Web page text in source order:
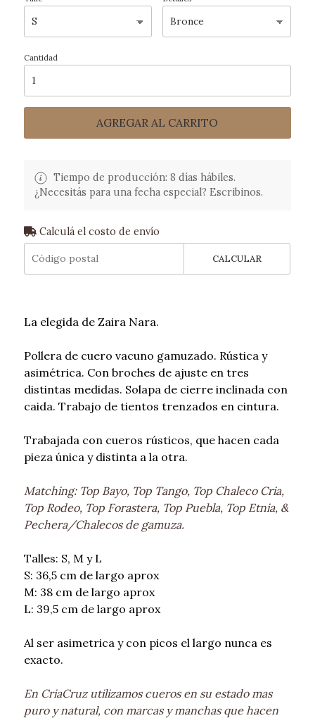
Cantidad
AGREGAR AL CARRITO
Tiempo de producción: 8 días hábiles.
¿Necesitás para una fecha especial? Escribinos.
Calculá el costo de envío
CALCULAR
La elegida de Zaira Nara.
Pollera de cuero vacuno gamuzado. Rústica y
asimétrica. Con broches de ajuste en tres
distintas medidas. Solapa de cierre inclinada con
caida. Trabajo de tientos trenzados en cintura.
Trabajada con cueros rústicos, que hacen cada
pieza única y distinta a la otra.
Matching: Top Bayo, Top Tango, Top Chaleco Cria,
Top Rodeo, Top Forastera, Top Puebla, Top Etnia, &
Pechera/Chalecos de gamuza.
Talles: S, M y L
S: 36,5 cm de largo aprox
M: 38 cm de largo aprox
L: 39,5 cm de largo aprox
Al ser asimetrica y con picos el largo nunca es
exacto.
En CriaCruz utilizamos cueros en su estado mas
puro y natural, con marcas y manchas que hacen